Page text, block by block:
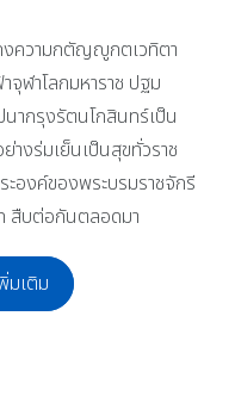
งความกตัญญูกตเวทิตา
ฬาโลกมหาราช ปฐม
ากรุงรัตนโกสินทร์เป็น
างร่มเย็นเป็นสุขทั่วราช
องค์ของพระบรมราชจักรี
สืบต่อกันตลอดมา
มเติม
เรียนทั่วไป ชั้น ม.4 วันอาทิตย์ที่
อกนักเรียนห้องเรียนทั่วไป ชั้น ม